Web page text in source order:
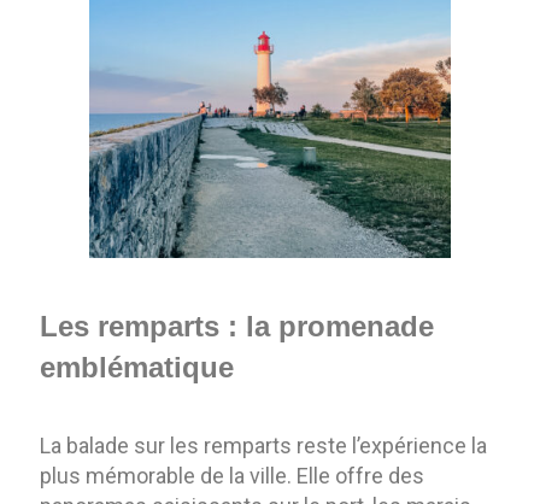
Les remparts : la promenade
emblématique
La balade sur les remparts reste l’expérience la
plus mémorable de la ville. Elle offre des